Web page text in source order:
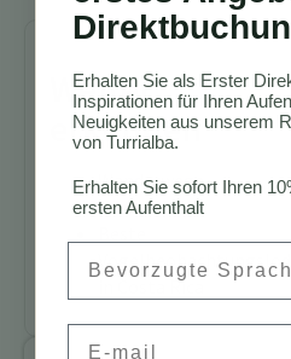
Weiter
erkunden
Wanderwege
Costa Rica
in Costa Rica
Erhalten Sie als Erster
Inspirationen für Ihren
Neuigkeiten aus unserem
von Turrialba.
Erhalten Sie sofort Ihren
ersten Aufenthalt